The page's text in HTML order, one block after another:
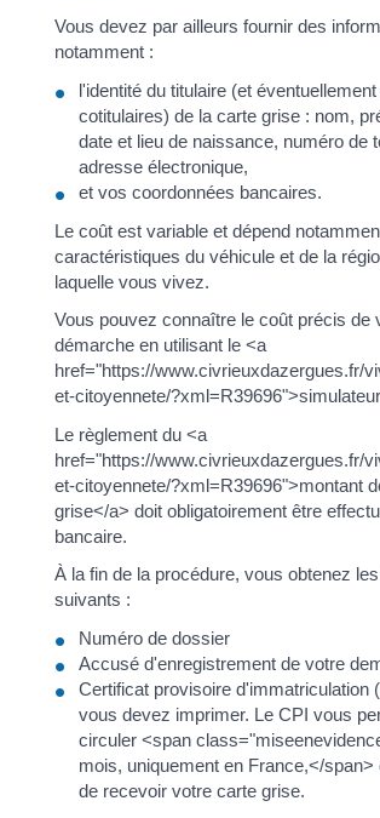
Vous devez par ailleurs fournir des
notamment :
l'identité du titulaire (et éventuellement
cotitulaires) de la carte grise : nom,
date et lieu de naissance, numéro de
adresse électronique,
et vos coordonnées bancaires.
Le coût est variable et dépend
caractéristiques du véhicule et de la
laquelle vous vivez.
Vous pouvez connaître le coût précis de
démarche en utilisant le <a
href="https://www.civrieuxdazergues.fr/
et-citoyennete/
Le règlement du <a
href="https://www.civrieuxdazergues.fr/
et-citoyennete/?xml=R39696">montant
grise</a> doit obligatoirement être
bancaire.
À la fin de la procédure, vous obtenez
suivants :
Numéro de dossier
Accusé d'enregistrement de votre
Certificat provisoire d'immatriculation
vous devez imprimer. Le CPI vous
circuler <span
mois, uniquement en France,</span>
de recevoir votre carte grise.